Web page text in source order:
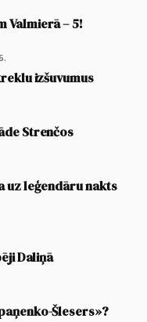
Valmierā – 5!
izšuvumus
Strenčos
uz leģendāru nakts
Daliņā
Šlesers»?